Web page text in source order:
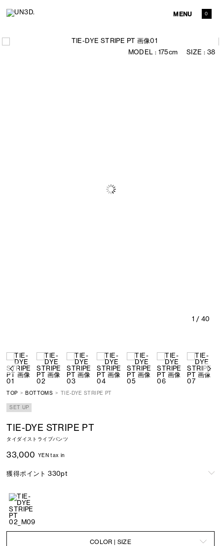
MENU 0
TIE-DYE STRIPE PT
タイダイストライプパンツ
175cm 38
1 / 40
TOP BOTTOMS TIE-DYE STRIPE PT
SET UP
33,000 YEN tax in
獲得ポイント 330pt
COLOR | SIZE